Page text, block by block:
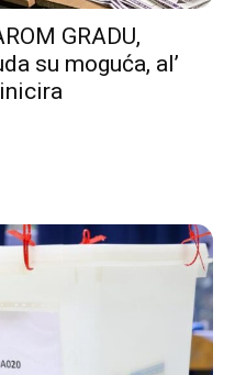
GRADU,
su moguća, al’